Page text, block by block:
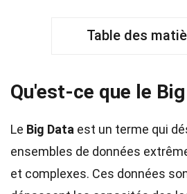
Table des
Qu'est-ce que le
Le Big Data est un terme qui
ensembles de données
et complexes. Ces données